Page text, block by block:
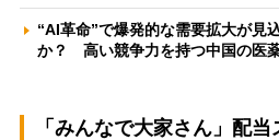
“AI革命”で爆発的な需要拡大が見
か？ 高い競争力を持つ中国の医
「みんなで大家さん」配